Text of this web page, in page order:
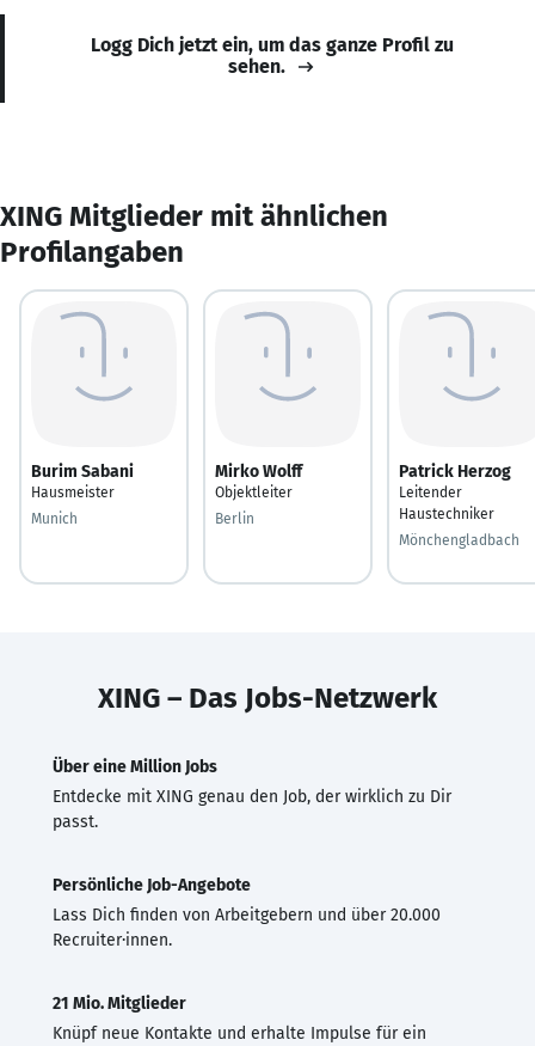
Logg Dich jetzt ein, um das ganze Profil zu
sehen.
XING Mitglieder mit ähnlichen
Profilangaben
Burim Sabani
Hausmeister
Munich
Mirko Wolff
Objektleiter
Berlin
Patrick Herzog
Leitender
Haustechniker
Mönchengladbach
XING – Das Jobs-Netzwerk
Über eine Million Jobs
Entdecke mit XING genau den Job, der wirklich zu Dir
passt.
Persönliche Job-Angebote
Lass Dich finden von Arbeitgebern und über 20.000
Recruiter·innen.
21 Mio. Mitglieder
Knüpf neue Kontakte und erhalte Impulse für ein